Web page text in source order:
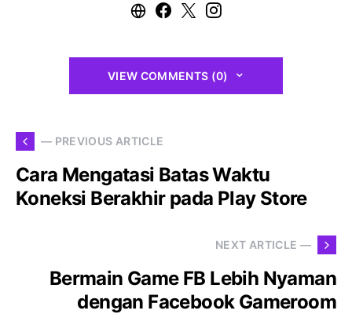
VIEW COMMENTS (0)
— PREVIOUS ARTICLE
Cara Mengatasi Batas Waktu
Koneksi Berakhir pada Play Store
NEXT ARTICLE —
Bermain Game FB Lebih Nyaman
dengan Facebook Gameroom